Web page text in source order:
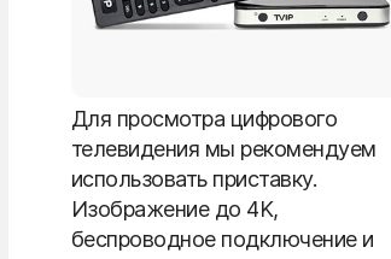
Для просмотра цифрового
телевидения мы рекомендуем
использовать приставку.
Изображение до 4K,
беспроводное подключение и